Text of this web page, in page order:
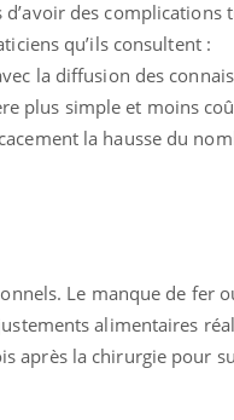
des complications
qu’ils consultent :
la diffusion des
plus simple et moins
la hausse du
Le manque de fer
alimentaires
après la chirurgie pour
Youtube
Insuline & Charge
osait en parler??